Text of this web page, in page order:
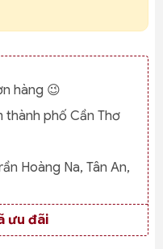
hàng 😉
thành phố Cần Thơ
Hoàng Na, Tân An,
ưu đãi